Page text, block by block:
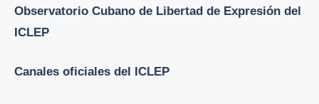
Observatorio Cubano de Libertad de Expresión del
ICLEP
Canales oficiales del ICLEP